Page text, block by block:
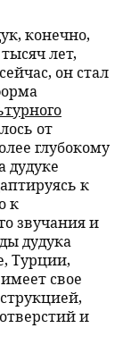
конечно,
лет,
он стал
от
глубокому
дудуке
к
к
звучания и
дудука
Турции,
свое
и